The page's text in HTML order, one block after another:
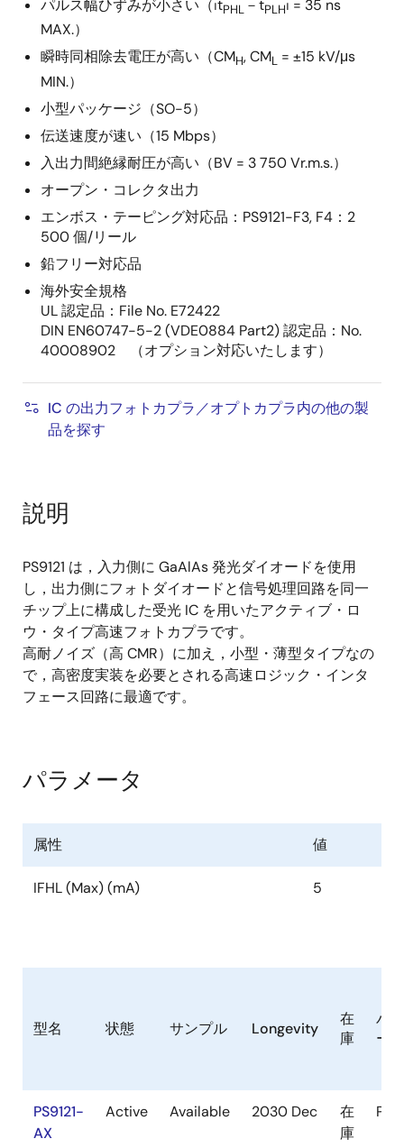
パルス幅ひずみが小さい（⏐tPHL －tPLH⏐ = 35 ns
MAX.）
瞬時同相除去電圧が高い（CMH, CML = ±15 kV/μs
MIN.）
小型パッケージ（SO-5）
伝送速度が速い（15 Mbps）
入出力間絶縁耐圧が高い（BV = 3 750 Vr.m.s.）
オープン・コレクタ出力
エンボス・テーピング対応品：PS9121-F3, F4：2
500 個/リール
鉛フリー対応品
海外安全規格
UL 認定品：File No. E72422
DIN EN60747-5-2 (VDE0884 Part2) 認定品：No.
40008902 （オプション対応いたします）
IC の出力フォトカプラ／オプトカプラ内の他の製
品を探す
説明
PS9121 は，入力側に GaAlAs 発光ダイオードを使用
し，出力側にフォトダイオードと信号処理回路を同一
チップ上に構成した受光 IC を用いたアクティブ・ロ
ウ・タイプ高速フォトカプラです。
高耐ノイズ（高 CMR）に加え，小型・薄型タイプなの
で，高密度実装を必要とされる高速ロジック・インタ
フェース回路に最適です。
パラメータ
属性 値
IFHL (Max) (mA) 5
型名 状態 サンプル Longevity
在
庫
パ
ージ
PS9121-
AX
Active Available 2030 Dec
在
庫